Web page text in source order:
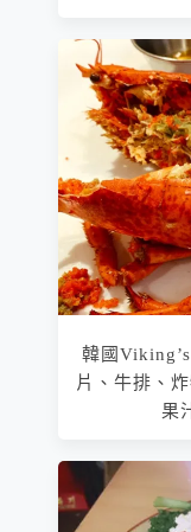
韓國
片、牛排、
果